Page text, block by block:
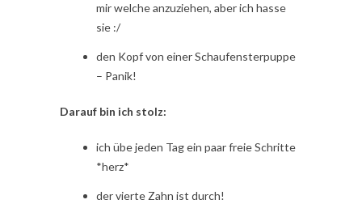
mir welche anzuziehen, aber ich hasse
sie :/
den Kopf von einer Schaufensterpuppe
– Panik!
Darauf bin ich stolz:
ich übe jeden Tag ein paar freie Schritte
*herz*
der vierte Zahn ist durch!